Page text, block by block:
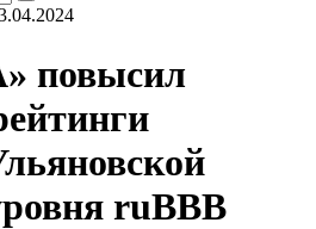
повысил
ruBBB